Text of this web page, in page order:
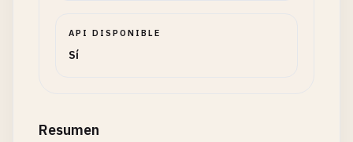
API DISPONIBLE
Sí
Resumen